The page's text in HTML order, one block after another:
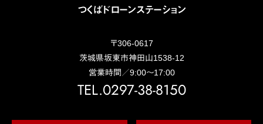
つくばドローンステーション
〒306-0617
茨城県坂東市神田山1538-12
営業時間／9:00～17:00
TEL.0297-38-8150